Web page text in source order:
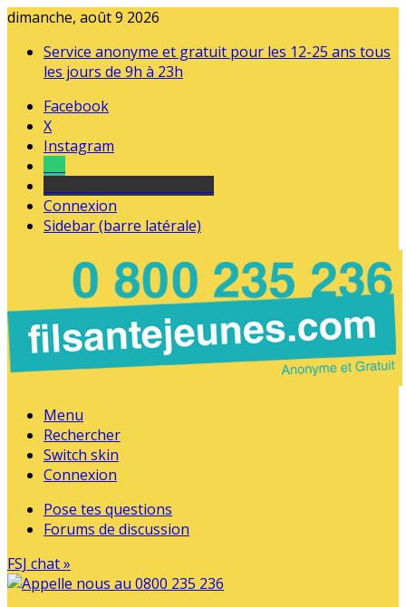
dimanche, août 9 2026
Service anonyme et gratuit pour les 12-25 ans tous
les jours de 9h à 23h
Facebook
X
Instagram
Connexion
Sidebar (barre latérale)
Menu
Rechercher
Switch skin
Connexion
Pose tes questions
Forums de discussion
FSJ chat »